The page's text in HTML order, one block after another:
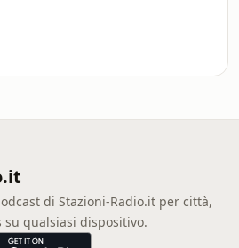
di Stazioni-Radio.it per città,
qualsiasi dispositivo.